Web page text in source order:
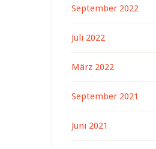
September 2022
Juli 2022
März 2022
September 2021
Juni 2021